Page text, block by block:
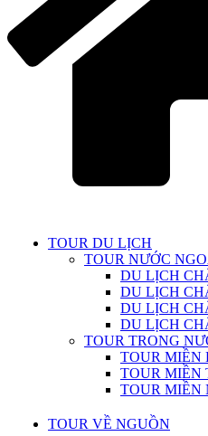
TOUR DU LỊCH
TOUR NƯỚC
DU LỊCH
DU LỊCH
DU LỊCH
DU LỊCH
TOUR TRONG
TOUR MIỀN
TOUR MIỀN
TOUR MIỀN
TOUR VỀ NGUỒN